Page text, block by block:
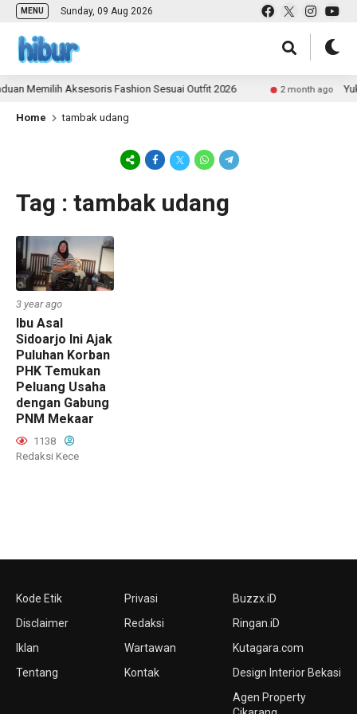
MENU Sunday, 09 Aug 2026
Memilih Aksesoris Fashion Sesuai Outfit 2026 2 month ago
Home tambak udang
Tag : tambak udang
3 year ago
Ibu Asal
Sidoarjo Ini Ajak
Puluhan Korban
PHK Temukan
Peluang Usaha
dengan Gabung
PNM Mekaar
1138
Redaksi Kece
Kode Etik
Disclaimer
Iklan
Tentang
Privasi
Redaksi
Wartawan
Kontak
Buzzx.iD
Ringan.iD
Kutagara.com
Design Interior Bekasi
Agen Property